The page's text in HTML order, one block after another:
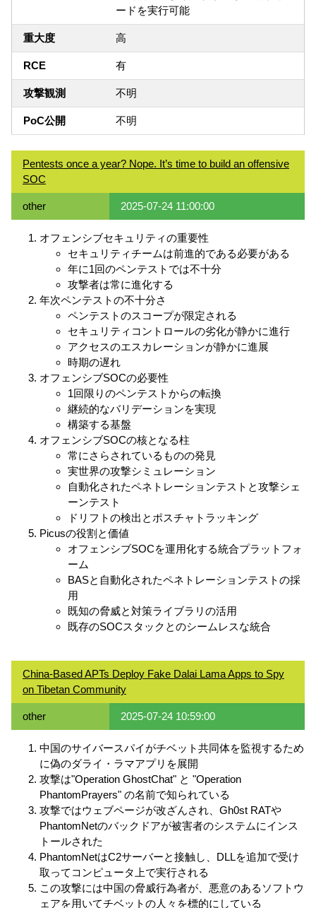
ードを実行可能
重大度 高
RCE 有
攻撃観測 不明
PoC公開 不明
Pentests once a year? Nope. It’s time to build an offensive
SOC
other 2025-07-24 11:00:00
オフェンシブセキュリティの重要性
セキュリティチームは前進的である必要がある
年に1回のペンテストでは不十分
攻撃者は常に進化する
年次ペンテストの不十分さ
ペンテストのスコープが限定される
セキュリティコントロールの劣化が静かに進行
アクセスのエスカレーションが静かに進展
時期の遅れ
オフェンシブSOCの必要性
1回限りのペンテストからの転換
継続的なバリデーションを実現
構築する基盤
オフェンシブSOCの核となる柱
常にさらされているものの発見
実世界の攻撃シミュレーション
自動化されたペネトレーションテストと攻撃シェ
ーンテスト
ドリフトの検出とポスチャトラッキング
Picusの役割と価値
オフェンシブSOCを運用化する統合プラットフォ
ーム
BASと自動化されたペネトレーションテストの採
用
既知の脅威と対策ライブラリの活用
既存のSOCスタックとのシームレスな統合
China-Based APTs Deploy Fake Dalai Lama Apps to Spy
on Tibetan Community
other 2025-07-24 10:59:00
中国のサイバースパイがチベット共同体を監視するため
に偽のダライ・ラマアプリを展開
攻撃は"Operation GhostChat" と "Operation
PhantomPrayers" の名前で知られている
攻撃ではウェブページが改ざんされ、Gh0st RATや
PhantomNetのバックドアが被害者のシステムにインス
トールされた
PhantomNetはC2サーバーと接触し、DLLを追加で受け
取ってコンピュータ上で実行される
この攻撃には中国の脅威行為者が、悪意のあるソフトウ
ェアを用いてチベットの人々を標的にしている